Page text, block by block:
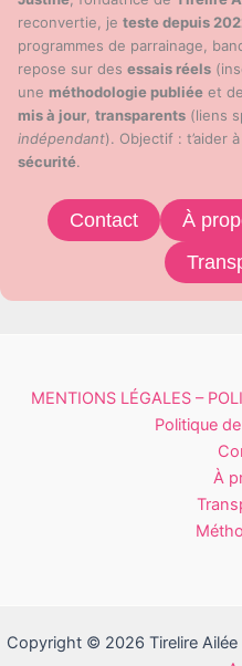
reconvertie, je teste depuis
programmes de parrainage,
repose sur des essais réels
une méthodologie publiée et
mis à jour, transparents (liens
indépendant). Objectif : t’aider à
sécurité.
Contact À
MENTIONS LÉGALES –
Politique
À
Copyright © 2026 Tirelire